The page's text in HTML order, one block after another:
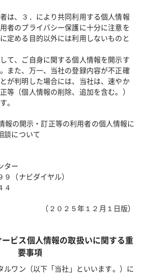
は、３．により共同利用する個人情報
者のプライバシー保護に十分に注意を
定める目的以外には利用しないものと
て、ご自身に関する個人情報を開示す
また、万一、当社の登録内容が不正確
が判明した場合には、当社は、速やか
等（個人情報の削除、追加を含む。）
。
報の開示・訂正等の利用者の個人情報に
談について
ター
９（ナビダイヤル）
４
（２０２５年１２月１日版）
ビス個人情報の取扱いに関する重
要事項
ルワン（以下「当社」といいます。）に